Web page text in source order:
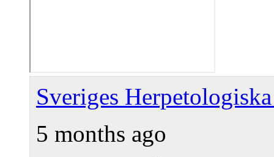
Sveriges
5 months ago